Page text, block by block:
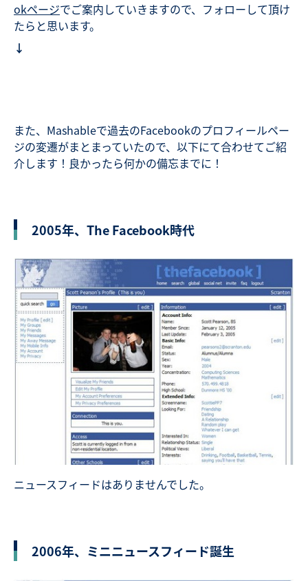
okページでご案内していきますので、フォローして頂け
たらと思います。
↓
また、Mashableで過去のFacebookのプロフィールペー
ジの変遷がまとまっていたので、以下にて合わせてご紹
介します！良かったら何かの備忘までに！
2005年、The Facebook時代
ニュースフィードはありませんでした。
2006年、ミニニュースフィード誕生